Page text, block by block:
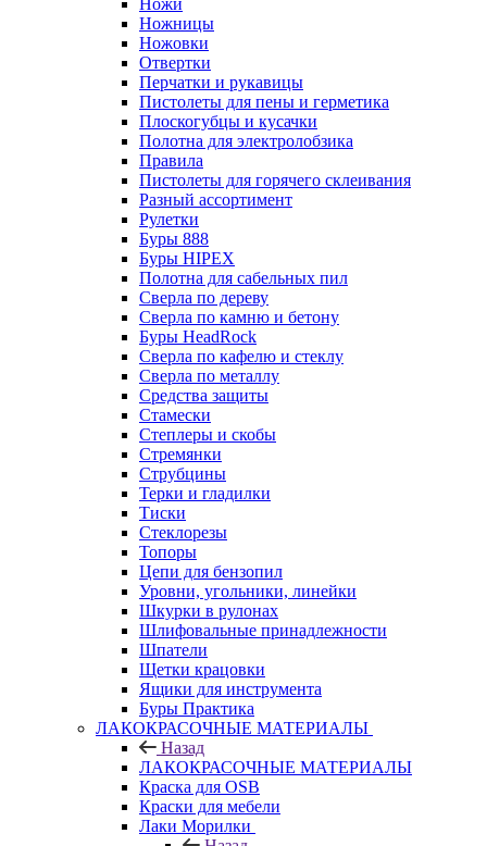
Ножи
Ножницы
Ножовки
Отвертки
Перчатки и рукавицы
Пистолеты для пены и герметика
Плоскогубцы и кусачки
Полотна для электролобзика
Правила
Пистолеты для горячего склеивания
Разный ассортимент
Рулетки
Буры 888
Буры HIPEX
Полотна для сабельных пил
Сверла по дереву
Сверла по камню и бетону
Буры HeadRock
Сверла по кафелю и стеклу
Сверла по металлу
Средства защиты
Стамески
Степлеры и скобы
Стремянки
Струбцины
Терки и гладилки
Тиски
Стеклорезы
Топоры
Цепи для бензопил
Уровни, угольники, линейки
Шкурки в рулонах
Шлифовальные принадлежности
Шпатели
Щетки крацовки
Ящики для инструмента
Буры Практика
ЛАКОКРАСОЧНЫЕ МАТЕРИАЛЫ
Назад
ЛАКОКРАСОЧНЫЕ МАТЕРИАЛЫ
Краска для OSB
Краски для мебели
Лаки Морилки